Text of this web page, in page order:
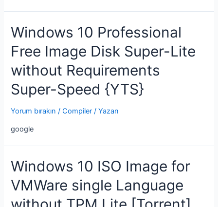
Windows 10 Professional
Free Image Disk Super-Lite
without Requirements
Super-Speed {YTS}
Yorum bırakın /Compiler / Yazan
google
Windows 10 ISO Image for
VMWare single Language